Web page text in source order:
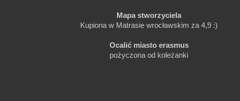
Mapa stworzyciela
Kupiona w Matrasie wrocławskim za 4,9 :)
Ocalić miasto erasmus
pożyczona od koleżanki